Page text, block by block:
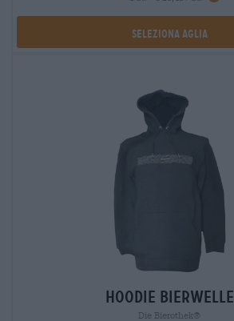
Seleziona Aglia
hoodie bierwelle
Die Bierothek®